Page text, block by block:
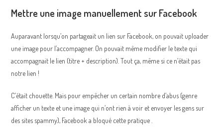
Mettre une image manuellement sur Facebook
Auparavant lorsqu’on partageait un lien sur Facebook, on pouvait uploader
une image pour l’accompagner. On pouvait même modifier le texte qui
accompagnait le lien (titre + description). Tout ça, même si ce n’était pas
notre lien !
C’était chouette. Mais pour empêcher un certain nombre d’abus (genre
afficher un texte et une image qui n’ont rien à voir et envoyer les gens sur
des sites spammy), Facebook a bloqué cette pratique .